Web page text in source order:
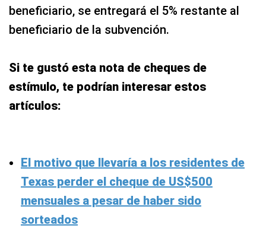
beneficiario, se entregará el 5% restante al
beneficiario de la subvención.
Si te gustó esta nota de cheques de
estímulo, te podrían interesar estos
artículos:
El motivo que llevaría a los residentes de
Texas perder el cheque de US$500
mensuales a pesar de haber sido
sorteados